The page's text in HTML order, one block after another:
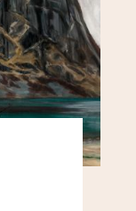
og står i
ute